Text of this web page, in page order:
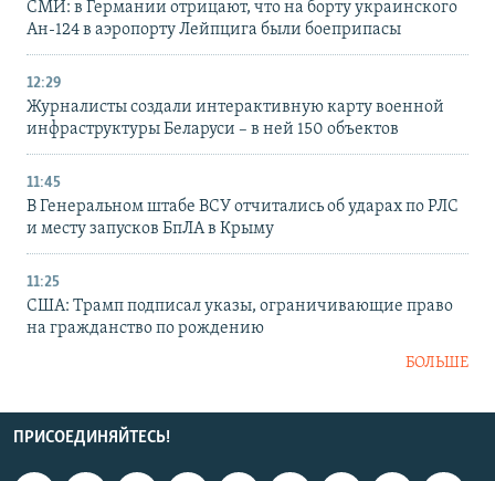
СМИ: в Германии отрицают, что на борту украинского
Ан-124 в аэропорту Лейпцига были боеприпасы
12:29
Журналисты создали интерактивную карту военной
инфраструктуры Беларуси – в ней 150 объектов
11:45
В Генеральном штабе ВСУ отчитались об ударах по РЛС
и месту запусков БпЛА в Крыму
11:25
США: Трамп подписал указы, ограничивающие право
на гражданство по рождению
БОЛЬШЕ
ПРИСОЕДИНЯЙТЕСЬ!